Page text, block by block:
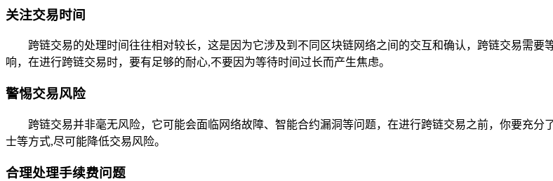
关注交易时间
跨链交易的处理时间往往相对较长，这是因为它涉及到不同区块链网络之间的交互和确认，跨链交易需
响，在进行跨链交易时，要有足够的耐心,不要因为等待时间过长而产生焦虑。
警惕交易风险
跨链交易并非毫无风险，它可能会面临网络故障、智能合约漏洞等问题，在进行跨链交易之前，你要充
士等方式,尽可能降低交易风险。
合理处理手续费问题